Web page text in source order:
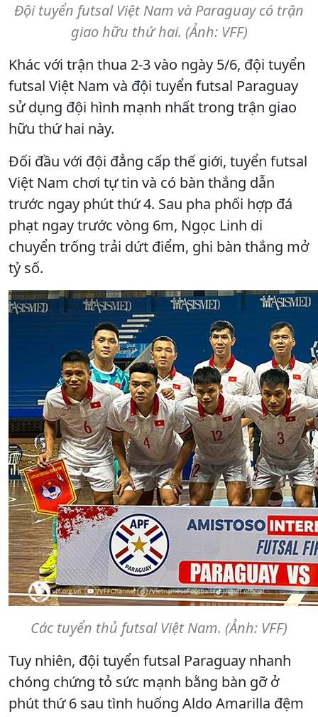
Đội tuyển futsal Việt Nam và Paraguay có trận
giao hữu thứ hai. (Ảnh: VFF)
Khác với trận thua 2-3 vào ngày 5/6, đội tuyển
futsal Việt Nam và đội tuyển futsal Paraguay
sử dụng đội hình mạnh nhất trong trận giao
hữu thứ hai này.
Đối đầu với đội đẳng cấp thế giới, tuyển futsal
Việt Nam chơi tự tin và có bàn thắng dẫn
trước ngay phút thứ 4. Sau pha phối hợp đá
phạt ngay trước vòng 6m, Ngọc Linh di
chuyển trống trải dứt điểm, ghi bàn thắng mở
tỷ số.
Các tuyển thủ futsal Việt Nam. (Ảnh: VFF)
Tuy nhiên, đội tuyển futsal Paraguay nhanh
chóng chứng tỏ sức mạnh bằng bàn gỡ ở
phút thứ 6 sau tình huống Aldo Amarilla đệm